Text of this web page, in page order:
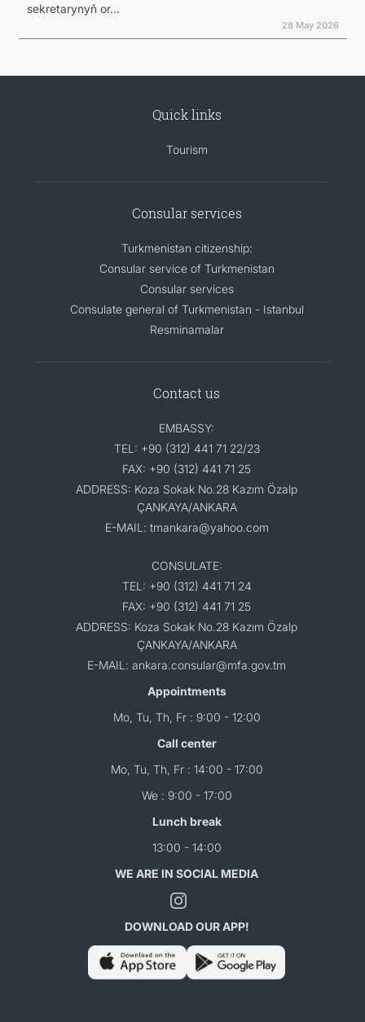
sekretarynyň or...
28 May 2026
Quick links
Tourism
Consular services
Turkmenistan citizenship:
Consular service of Turkmenistan
Consular services
Consulate general of Turkmenistan - Istanbul
Resminamalar
Contact us
EMBASSY:
TEL: +90 (312) 441 71 22/23
FAX: +90 (312) 441 71 25
ADDRESS: Koza Sokak No.28 Kazım Özalp
ÇANKAYA/ANKARA
E-MAIL: tmankara@yahoo.com
CONSULATE:
TEL: +90 (312) 441 71 24
FAX: +90 (312) 441 71 25
ADDRESS: Koza Sokak No.28 Kazım Özalp
ÇANKAYA/ANKARA
E-MAIL: ankara.consular@mfa.gov.tm
Appointments
Mo, Tu, Th, Fr : 9:00 - 12:00
Call center
Mo, Tu, Th, Fr : 14:00 - 17:00
We : 9:00 - 17:00
Lunch break
13:00 - 14:00
WE ARE IN SOCIAL MEDIA
DOWNLOAD OUR APP!